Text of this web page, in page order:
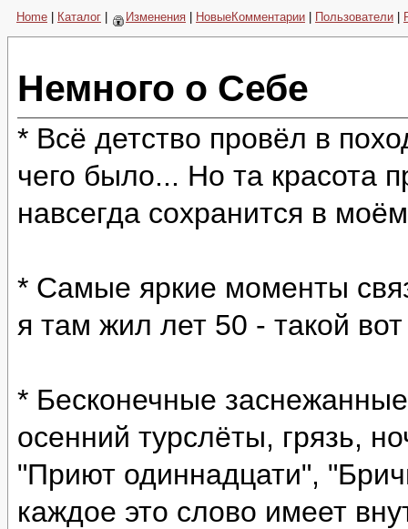
Home Каталог Изменения НовыеКомментарии Пользователи
Немного о Себе
* Всё детство провёл в
чего было... Но та красота
навсегда сохранится в
* Самые яркие моменты
я там жил лет 50 - такой
* Бесконечные
осенний турслёты, грязь,
"Приют одиннадцати",
каждое это слово имеет